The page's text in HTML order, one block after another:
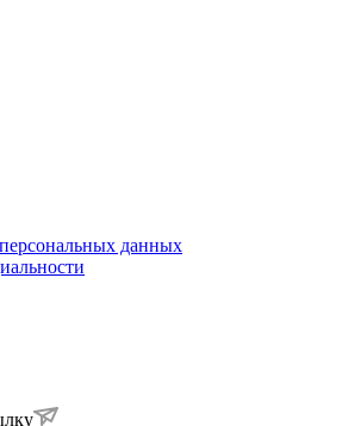
данных